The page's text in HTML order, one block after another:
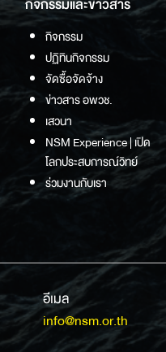
กิจกรรมและข่าวสาร
กิจกรรม
ปฏิทินกิจกรรม
จัดซื้อจัดจ้าง
ข่าวสาร อพวช.
เสวนา
NSM Experience | เปิด
โลกประสบการณ์วิทย์
ร่วมงานกับเรา
อีเมล
info@nsm.or.th